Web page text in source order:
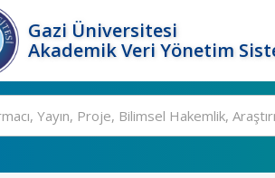
Gazi Üniversitesi
Akademik Veri Yönetim